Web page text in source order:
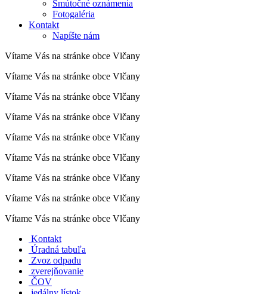
Smútočné oznámenia
Fotogaléria
Kontakt
Napíšte nám
Vítame Vás na stránke obce Vlčany
Vítame Vás na stránke obce Vlčany
Vítame Vás na stránke obce Vlčany
Vítame Vás na stránke obce Vlčany
Vítame Vás na stránke obce Vlčany
Vítame Vás na stránke obce Vlčany
Vítame Vás na stránke obce Vlčany
Vítame Vás na stránke obce Vlčany
Vítame Vás na stránke obce Vlčany
Kontakt
Úradná tabuľa
Zvoz odpadu
zverejňovanie
ČOV